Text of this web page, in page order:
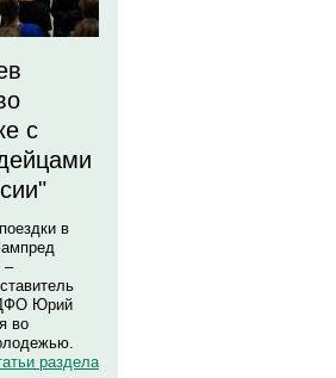
с
в
–
Юрий
во
раздела